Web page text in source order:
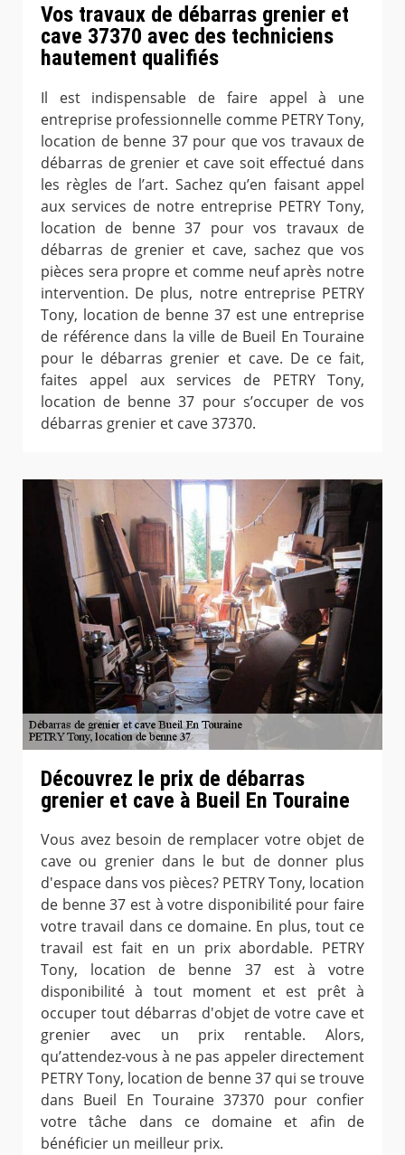
Vos travaux de débarras grenier et
cave 37370 avec des techniciens
hautement qualifiés
Il est indispensable de faire appel à une
entreprise professionnelle comme PETRY Tony,
location de benne 37 pour que vos travaux de
débarras de grenier et cave soit effectué dans
les règles de l’art. Sachez qu’en faisant appel
aux services de notre entreprise PETRY Tony,
location de benne 37 pour vos travaux de
débarras de grenier et cave, sachez que vos
pièces sera propre et comme neuf après notre
intervention. De plus, notre entreprise PETRY
Tony, location de benne 37 est une entreprise
de référence dans la ville de Bueil En Touraine
pour le débarras grenier et cave. De ce fait,
faites appel aux services de PETRY Tony,
location de benne 37 pour s’occuper de vos
débarras grenier et cave 37370.
Découvrez le prix de débarras
grenier et cave à Bueil En Touraine
Vous avez besoin de remplacer votre objet de
cave ou grenier dans le but de donner plus
d'espace dans vos pièces? PETRY Tony, location
de benne 37 est à votre disponibilité pour faire
votre travail dans ce domaine. En plus, tout ce
travail est fait en un prix abordable. PETRY
Tony, location de benne 37 est à votre
disponibilité à tout moment et est prêt à
occuper tout débarras d'objet de votre cave et
grenier avec un prix rentable. Alors,
qu’attendez-vous à ne pas appeler directement
PETRY Tony, location de benne 37 qui se trouve
dans Bueil En Touraine 37370 pour confier
votre tâche dans ce domaine et afin de
bénéficier un meilleur prix.